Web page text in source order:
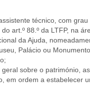
técnico, com
art.º 88.º da LTFP, na
da Ajuda,
Palácio ou
sobre o património,
em ordem a estabelecer